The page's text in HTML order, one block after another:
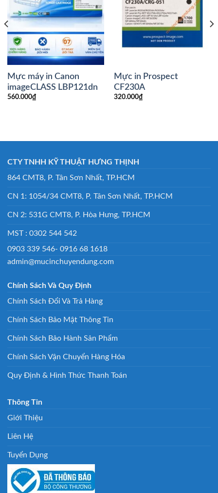
Mực máy in Canon
imageCLASS LBP121dn
560.000₫
Mực in Prospect
CF230A
320.000₫
CTY TNHH KỸ THUẬT HƯNG THỊNH
864 CMT8, P. Tân Sơn Nhất, TP.HCM
CN 1: 1054/34 CMT8, P. Tân Sơn Nhất, TP.HCM
CN 2: 531G CMT8, P. Hòa Hưng, TP.HCM
MST : 0302 544 542
0903 339 546- 0916 68 1618
admin@mucinchuyendung.com
Chính Sách Và Quy Định
Chính Sách Đổi Và Trả Hàng
Chính Sách Bảo Mật Thông Tin
Chính Sách Bảo Hành Sản Phẩm
Chính Sách Vận Chuyển Hàng Hóa
Quy Định & Hình Thức Thanh Toán
Thông Tin
Giới Thiệu
Liên Hệ
Tuyển Dụng